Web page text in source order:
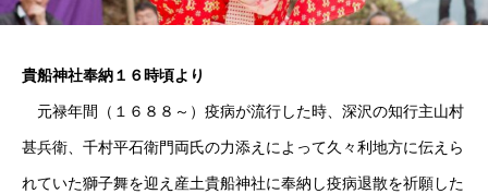
貴船神社奉納１６時頃より
元禄年間（１６８８～）疫病が流行した時、深沢の知行主山村
甚兵衛、千村平石衛門両氏の力添えによって久々利地方に伝えら
れていた獅子舞を迎え産土貴船神社に奉納し疫病退散を祈願した